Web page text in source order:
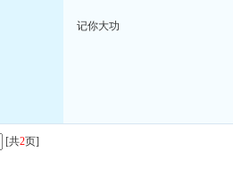
记你大功
[共2页]